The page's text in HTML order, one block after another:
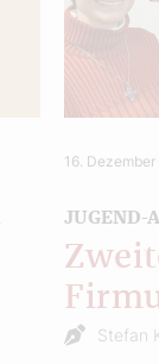
16.
JUGEND-
Stefan